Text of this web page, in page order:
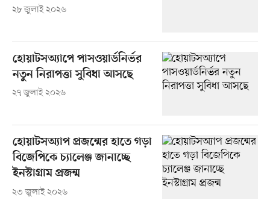
২৮ জুলাই ২০২৬
হোয়াটসঅ্যাপে পাসওয়ার্ডনির্ভর
নতুন নিরাপত্তা সুবিধা আসছে
২৭ জুলাই ২০২৬
হোয়াটসঅ্যাপ প্রজন্মের হাতে গড়া
বিজেপিকে চ্যালেঞ্জ জানাচ্ছে
ইনস্টাগ্রাম প্রজন্ম
২৩ জুলাই ২০২৬